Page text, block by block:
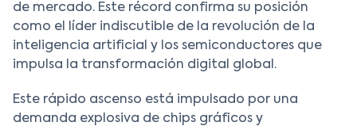
de mercado. Este récord confirma su posición
como el líder indiscutible de la revolución de la
inteligencia artificial y los semiconductores que
impulsa la transformación digital global.
Este rápido ascenso está impulsado por una
demanda explosiva de chips gráficos y